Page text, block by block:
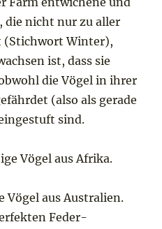
die nicht nur zu aller
(Stichwort Winter),
ist, dass sie
die Vögel in ihrer
(also als gerade
sind.
Vögel aus Afrika.
Vögel aus Australien.
Feder-